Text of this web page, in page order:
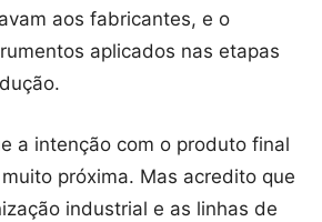
aos fabricantes, e o
aplicados nas etapas
a intenção com o produto final
próxima. Mas acredito que
industrial e as linhas de